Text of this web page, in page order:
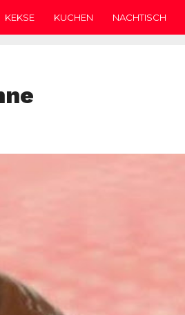
KEKSE KUCHEN NACHTISCH